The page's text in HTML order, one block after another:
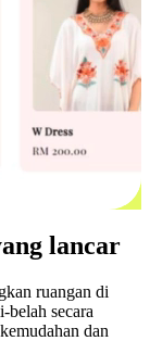
lancar
ruangan di
belah secara
dan